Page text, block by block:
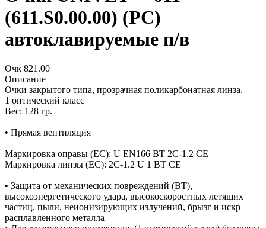
(611.S0.00.00) (РС)
автоклавируемые п/в
Очк 821.00
Описание
Очки закрытого типа, прозрачная поликарбонатная линза.
1 оптический класс
Вес: 128 гр.
• Прямая вентиляция
Маркировка оправы (ЕС): U EN166 BT 2C-1.2 CE
Маркировка линзы (ЕС): 2C-1.2 U 1 BT CE
• Защита от механических повреждений (BT),
высокоэнергетического удара, высокоскоростных летящих
частиц, пыли, неионизирующих излучений, брызг и искр
расплавленного металла